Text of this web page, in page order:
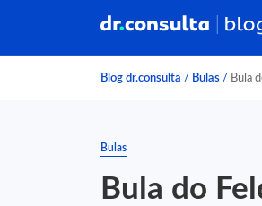
Blog dr.consulta / Bulas / Bula
Bulas
Bula do